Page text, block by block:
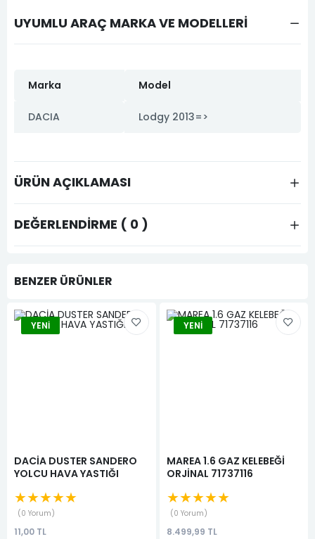
UYUMLU ARAÇ MARKA VE MODELLERİ
Marka Model
DACIA Lodgy 2013=>
ÜRÜN AÇIKLAMASI
DEĞERLENDIRME ( 0 )
BENZER ÜRÜNLER
YENI
DACİA DUSTER SANDERO
YOLCU HAVA YASTIĞI
★★★★★
0 Yorum
11,00 TL
YENI
MAREA 1.6 GAZ KELEBEĞİ
ORJİNAL 71737116
★★★★★
0 Yorum
8.499,99 TL